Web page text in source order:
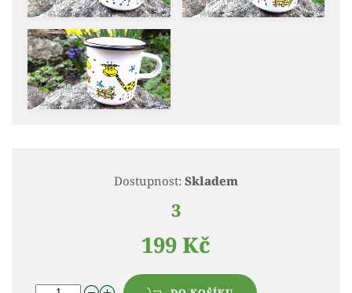
Dostupnost: Skladem
3
199 Kč